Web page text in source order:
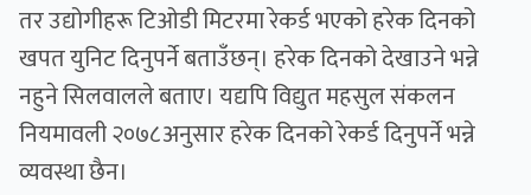
तर उद्योगीहरू टिओडी मिटरमा रेकर्ड भएको हरेक दिनको
खपत युनिट दिनुपर्ने बताउँछन्। हरेक दिनको देखाउने भन्ने
नहुने सिलवालले बताए। यद्यपि विद्युत महसुल संकलन
नियमावली २०७८अनुसार हरेक दिनको रेकर्ड दिनुपर्ने भन्ने
व्यवस्था छैन।